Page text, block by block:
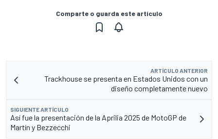
Comparte o guarda este artículo
ARTÍCULO ANTERIOR
Trackhouse se presenta en Estados Unidos con un
diseño completamente nuevo
SIGUIENTE ARTÍCULO
Así fue la presentación de la Aprilia 2025 de MotoGP de
Martín y Bezzecchi